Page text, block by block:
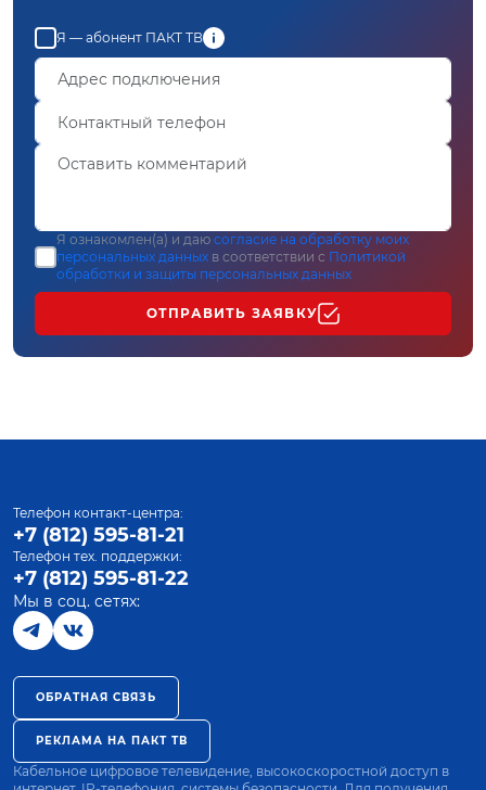
Я — абонент ПАКТ ТВ
Я ознакомлен(а) и даю согласие на обработку моих
персональных данных в соответствии с Политикой
обработки и защиты персональных данных
ОТПРАВИТЬ ЗАЯВКУ
Телефон контакт-центра:
+7 (812) 595-81-21
Телефон тех. поддержки:
+7 (812) 595-81-22
Мы в соц. сетях:
ОБРАТНАЯ СВЯЗЬ
РЕКЛАМА НА ПАКТ ТВ
Кабельное цифровое телевидение, высокоскоростной доступ в